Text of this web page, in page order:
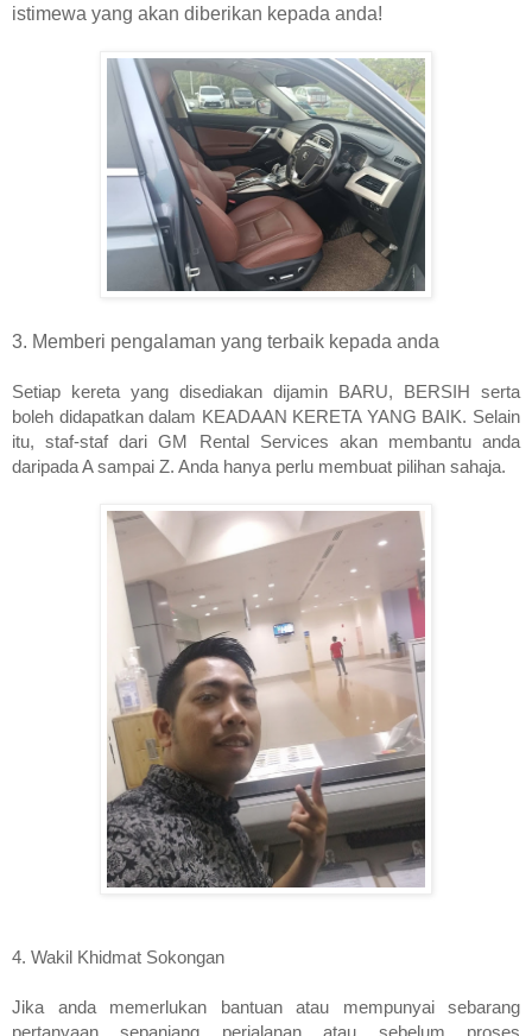
istimewa yang akan diberikan kepada anda!
3. Memberi pengalaman yang terbaik kepada anda
Setiap kereta yang disediakan dijamin BARU, BERSIH serta
boleh didapatkan dalam KEADAAN KERETA YANG BAIK. Selain
itu, staf-staf dari GM Rental Services akan membantu anda
daripada A sampai Z. Anda hanya perlu membuat pilihan sahaja.
4. Wakil Khidmat Sokongan
Jika anda memerlukan bantuan atau mempunyai sebarang
pertanyaan sepanjang perjalanan atau sebelum proses